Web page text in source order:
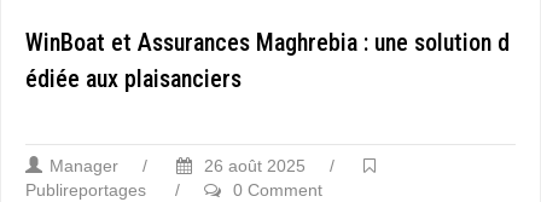
WinBoat et Assurances Maghrebia : une solution d
édiée aux plaisanciers
Manager / 26 août 2025
/
Publireportages
/ 0 Comment